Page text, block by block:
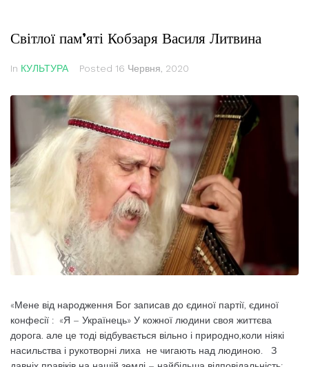
Світлої пам’яті Кобзаря Василя Литвина
In КУЛЬТУРА Posted 16 Червня, 2020
«Мене від народження Бог записав до єдиної партії, єдиної
конфесії : «Я – Українець» У кожної людини своя життєва
дорога. але це тоді відбувається вільно і природно,коли ніякі
насильства і рукотворні лиха не чигають над людиною. З